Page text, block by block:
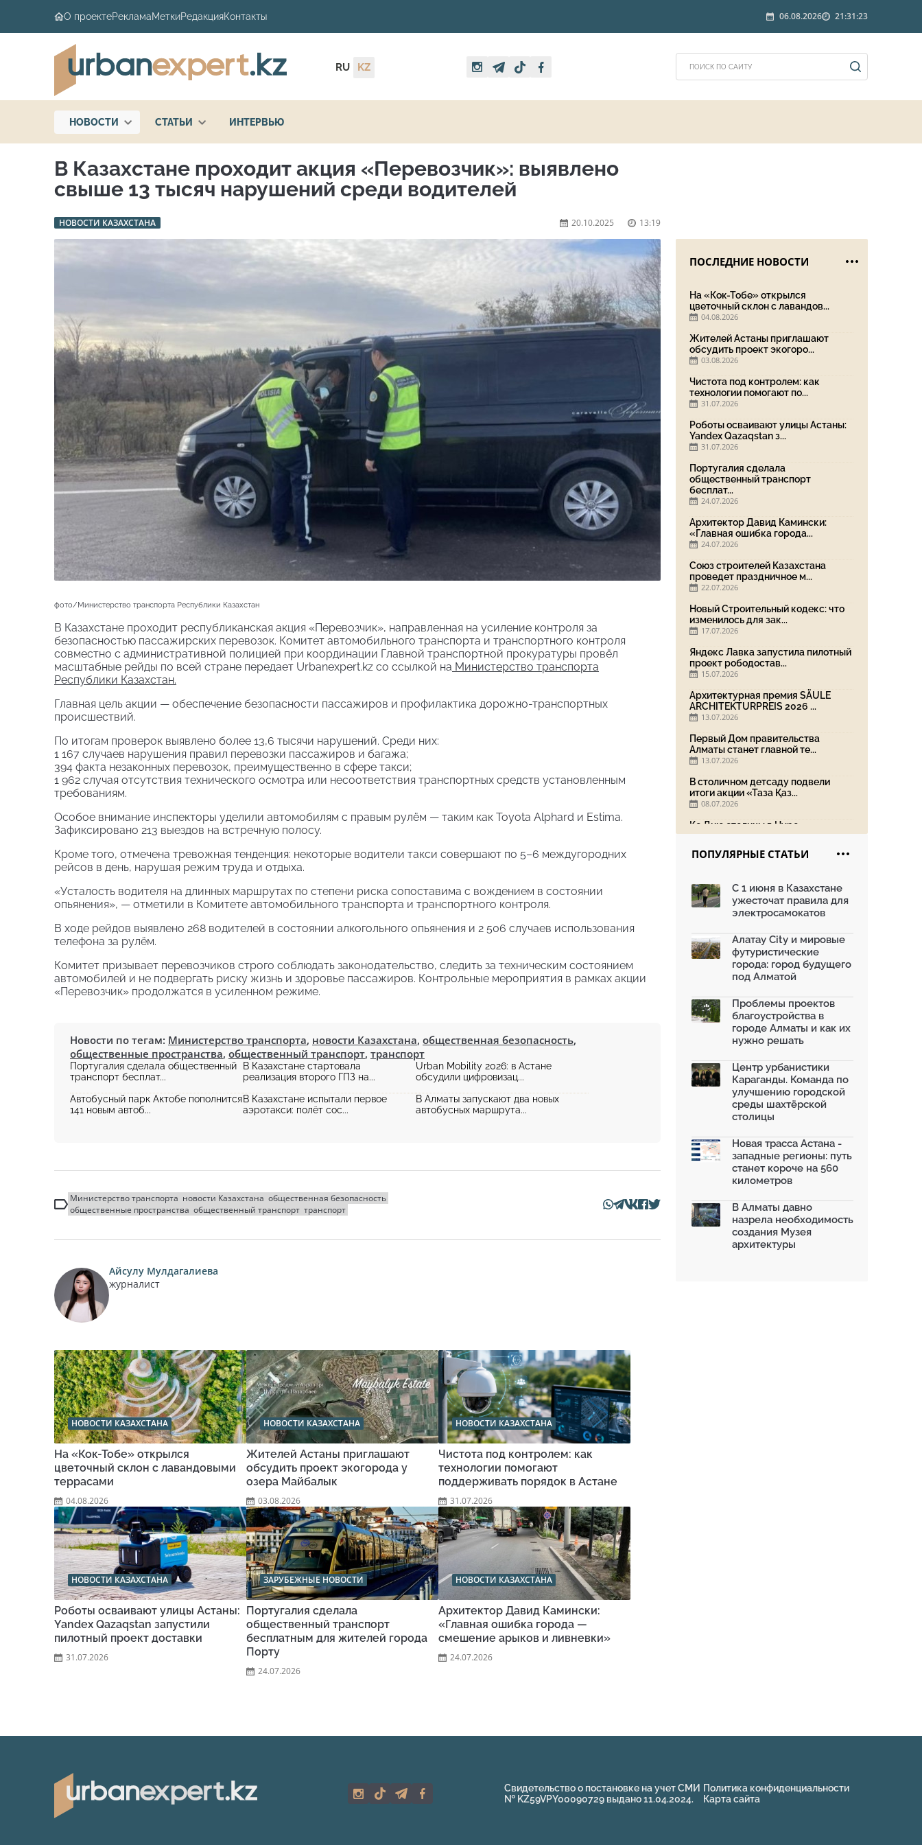
О проектеРекламаМеткиРедакцияКонтакты 06.08.2026 21:31:23
RU KZ
НОВОСТИ СТАТЬИ ИНТЕРВЬЮ
В Казахстане проходит акция «Перевозчик»: выявлено
свыше 13 тысяч нарушений среди водителей
НОВОСТИ КАЗАХСТАНА 20.10.2025 13:19
фото/Министерство транспорта Республики Казахстан
В Казахстане проходит республиканская акция «Перевозчик», направленная на усиление контроля за
безопасностью пассажирских перевозок. Комитет автомобильного транспорта и транспортного контроля
совместно с административной полицией при координации Главной транспортной прокуратуры провёл
масштабные рейды по всей стране передает Urbanexpert.kz со ссылкой на Министерство транспорта
Республики Казахстан.
Главная цель акции — обеспечение безопасности пассажиров и профилактика дорожно-транспортных
происшествий.
По итогам проверок выявлено более 13,6 тысячи нарушений. Среди них:
1 167 случаев нарушения правил перевозки пассажиров и багажа;
394 факта незаконных перевозок, преимущественно в сфере такси;
1 962 случая отсутствия технического осмотра или несоответствия транспортных средств установленным
требованиям.
Особое внимание инспекторы уделили автомобилям с правым рулём — таким как Toyota Alphard и Estima.
Зафиксировано 213 выездов на встречную полосу.
Кроме того, отмечена тревожная тенденция: некоторые водители такси совершают по 5–6 междугородних
рейсов в день, нарушая режим труда и отдыха.
«Усталость водителя на длинных маршрутах по степени риска сопоставима с вождением в состоянии
опьянения», — отметили в Комитете автомобильного транспорта и транспортного контроля.
В ходе рейдов выявлено 268 водителей в состоянии алкогольного опьянения и 2 506 случаев использования
телефона за рулём.
Комитет призывает перевозчиков строго соблюдать законодательство, следить за техническим состоянием
автомобилей и не подвергать риску жизнь и здоровье пассажиров. Контрольные мероприятия в рамках акции
«Перевозчик» продолжатся в усиленном режиме.
Новости по тегам: Министерство транспорта, новости Казахстана, общественная безопасность,
общественные пространства, общественный транспорт, транспорт
Португалия сделала общественный
транспорт бесплат...
В Казахстане стартовала
реализация второго ГПЗ на...
Urban Mobility 2026: в Астане
обсудили цифровизац...
Автобусный парк Актобе пополнится
141 новым автоб...
В Казахстане испытали первое
аэротакси: полёт сос...
В Алматы запускают два новых
автобусных маршрута...
Министерство транспорта новости Казахстана общественная безопасность
общественные пространства общественный транспорт транспорт
Айсулу Мулдагалиева
журналист
НОВОСТИ КАЗАХСТАНА
На «Кок-Тобе» открылся
цветочный склон с лавандовыми
террасами
04.08.2026
НОВОСТИ КАЗАХСТАНА
Жителей Астаны приглашают
обсудить проект экогорода у
озера Майбалык
03.08.2026
НОВОСТИ КАЗАХСТАНА
Чистота под контролем: как
технологии помогают
поддерживать порядок в Астане
31.07.2026
НОВОСТИ КАЗАХСТАНА
Роботы осваивают улицы Астаны:
Yandex Qazaqstan запустили
пилотный проект доставки
31.07.2026
ЗАРУБЕЖНЫЕ НОВОСТИ
Португалия сделала
общественный транспорт
бесплатным для жителей города
Порту
24.07.2026
НОВОСТИ КАЗАХСТАНА
Архитектор Давид Камински:
«Главная ошибка города —
смешение арыков и ливневки»
24.07.2026
ПОСЛЕДНИЕ НОВОСТИ
На «Кок-Тобе» открылся
цветочный склон с лавандов...
04.08.2026
Жителей Астаны приглашают
обсудить проект экогоро...
03.08.2026
Чистота под контролем: как
технологии помогают по...
31.07.2026
Роботы осваивают улицы Астаны:
Yandex Qazaqstan з...
31.07.2026
Португалия сделала
общественный транспорт
бесплат...
24.07.2026
Архитектор Давид Камински:
«Главная ошибка города...
24.07.2026
Союз строителей Казахстана
проведет праздничное м...
22.07.2026
Новый Строительный кодекс: что
изменилось для зак...
17.07.2026
Яндекс Лавка запустила пилотный
проект рободостав...
15.07.2026
Архитектурная премия SÄULE
ARCHITEKTURPREIS 2026 ...
13.07.2026
Первый Дом правительства
Алматы станет главной те...
13.07.2026
В столичном детсаду подвели
итоги акции «Таза Қаз...
08.07.2026
Ко Дню столицы в Нуре
благоустроили шесть обществ...
03.07.2026
МЧС усилило мониторинг рек и
02.07.2026
На общественных слушаниях
представили экологическ...
30.06.2026
На слушаниях по корректировке
СЭО Генплана Алматы...
30.06.2026
130-летняя Майская роща в
22.06.2026
По улице Саина в Алматы с 20
июня заработает авто...
19.06.2026
романов о городах с...
18.06.2026
ПОПУЛЯРНЫЕ СТАТЬИ
С 1 июня в Казахстане
ужесточат правила для
электросамокатов
Алатау City и мировые
футуристические
города: город будущего
под Алматой
Проблемы проектов
благоустройства в
городе Алматы и как их
нужно решать
Центр урбанистики
Караганды. Команда по
улучшению городской
среды шахтёрской
столицы
Новая трасса Астана -
западные регионы: путь
станет короче на 560
километров
В Алматы давно
назрела необходимость
создания Музея
архитектуры
Свидетельство о постановке на учет СМИ
№ KZ59VPY00090729 выдано 11.04.2024.
Политика конфиденциальности
Карта сайта